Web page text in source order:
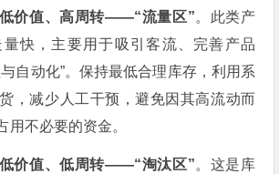
价值、高周转——“流量区”。此类产
快，主要用于吸引客流、完善产品
自动化”。保持最低合理库存，利用系
，减少人工干预，避免因其高流动而
用不必要的资金。
价值、低周转——“淘汰区”。这是库